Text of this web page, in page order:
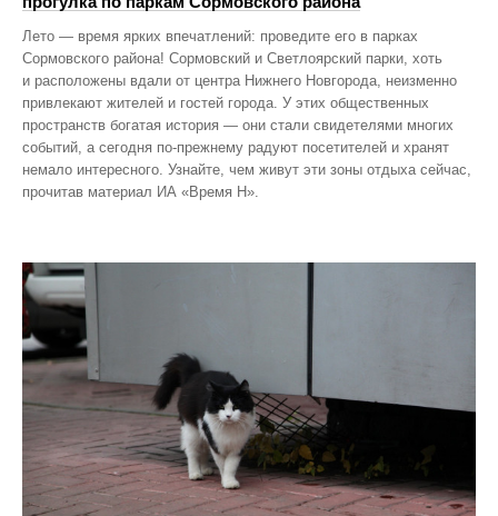
Лето — время ярких впечатлений: проведите его в парках
Сормовского района! Сормовский и Светлоярский парки, хоть
и расположены вдали от центра Нижнего Новгорода, неизменно
привлекают жителей и гостей города. У этих общественных
пространств богатая история — они стали свидетелями многих
событий, а сегодня по‑прежнему радуют посетителей и хранят
немало интересного. Узнайте, чем живут эти зоны отдыха сейчас,
прочитав материал ИА «Время Н».